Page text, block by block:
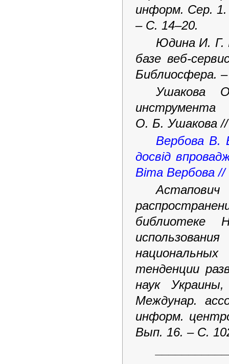
информ. Сер.
– С. 14–20.
Юдина И. Г.
базе веб-
Библиосфера.
Ушакова
О. Б. Ушакова
Вербова В.
досвід
Віта Вербова
библиотеке
тенденции
наук
Междунар.
информ.
Вып. 16. – С.